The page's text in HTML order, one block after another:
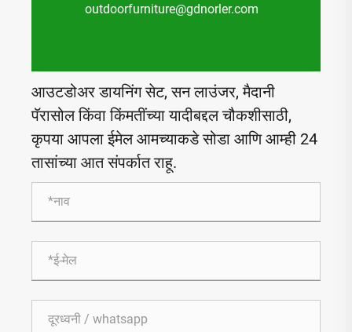
outdoorfurniture@gdnorler.com
आउटडोअर डायनिंग सेट, सन लाउंजर, मैदानी
पॅरासोल किंवा किंमतींच्या यादीबद्दल चौकशीसाठी,
कृपया आपला ईमेल आमच्याकडे सोडा आणि आम्ही 24
तासांच्या आत संपर्कात राहू.